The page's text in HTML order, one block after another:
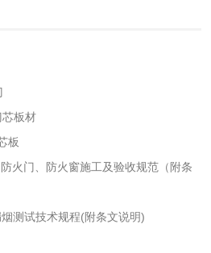
板材
板
火门、防火窗施工及验收规范（附条
测试技术规程(附条文说明)
理活性炭
检测
用活性炭
料检测 微生物肥料检测